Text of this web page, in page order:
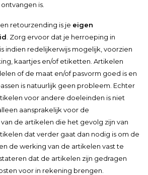
is.
retourzending is je eigen
. Zorg ervoor dat je herroeping in
indien redelijkerwijs mogelijk, voorzien
kaartjes en/of etiketten. Artikelen
of de maat en/of pasvorm goed is en
is natuurlijk geen probleem. Echter
voor andere doeleinden is niet
aansprakelijk voor de
de artikelen die het gevolg zijn van
dat verder gaat dan nodig is om de
de werking van de artikelen vast te
dat de artikelen zijn gedragen
voor in rekening brengen.